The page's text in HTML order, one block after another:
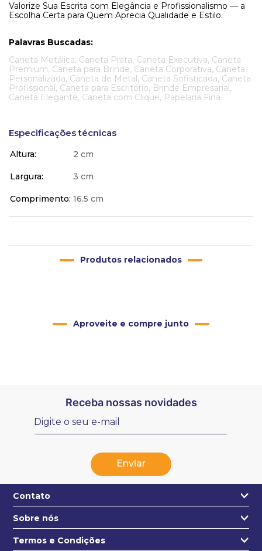
Valorize Sua Escrita com Elegância e Profissionalismo — a
Escolha Certa para Quem Aprecia Qualidade e Estilo.
Palavras Buscadas:
Caneta Metálica, Caneta Prata, Caneta Executiva, Caneta
Premium, Caneta para Brinde, Caneta Corporativa, Caneta
Personalizada, Caneta de Metal, Caneta Sofisticada, Caneta
Profissional, Caneta para Escritório, Brinde Empresarial,
Caneta Elegante, Caneta com Clique, Papelaria Fina
Especificações técnicas
Altura 2 cm
Largura 3 cm
Comprimento 16.5 cm
Produtos relacionados
Aproveite e compre junto
Receba nossas novidades
Enviar
Contato
+55 31 3271-4631
contato@estojo.com.br
Sobre nós
Quem somos
Termos e Condições